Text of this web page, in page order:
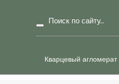
Кварцевый агломерат